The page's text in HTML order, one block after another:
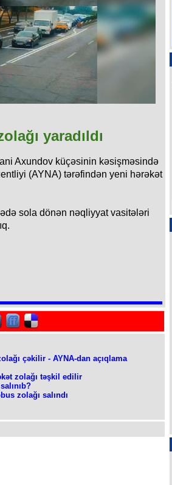
yaradıldı
Axundov küçəsinin kəsişməsində
(AYNA) tərəfindən yeni hərəkət
sola dönən nəqliyyat vasitələri
çəkilir - AYNA-dan açıqlama
zolağı təşkil edilir
zolağı salındı